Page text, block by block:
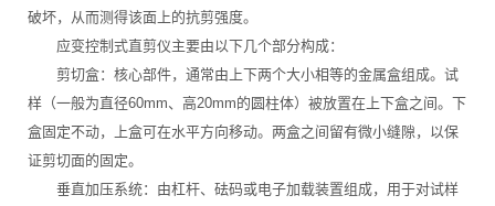
破坏，从而测得该面上的抗剪强度。
应变控制式直剪仪主要由以下几个部分构成：
剪切盒：核心部件，通常由上下两个大小相等的金属盒组成。试
样（一般为直径60mm、高20mm的圆柱体）被放置在上下盒之间。下
盒固定不动，上盒可在水平方向移动。两盒之间留有微小缝隙，以保
证剪切面的固定。
垂直加压系统：由杠杆、砝码或电子加载装置组成，用于对试样